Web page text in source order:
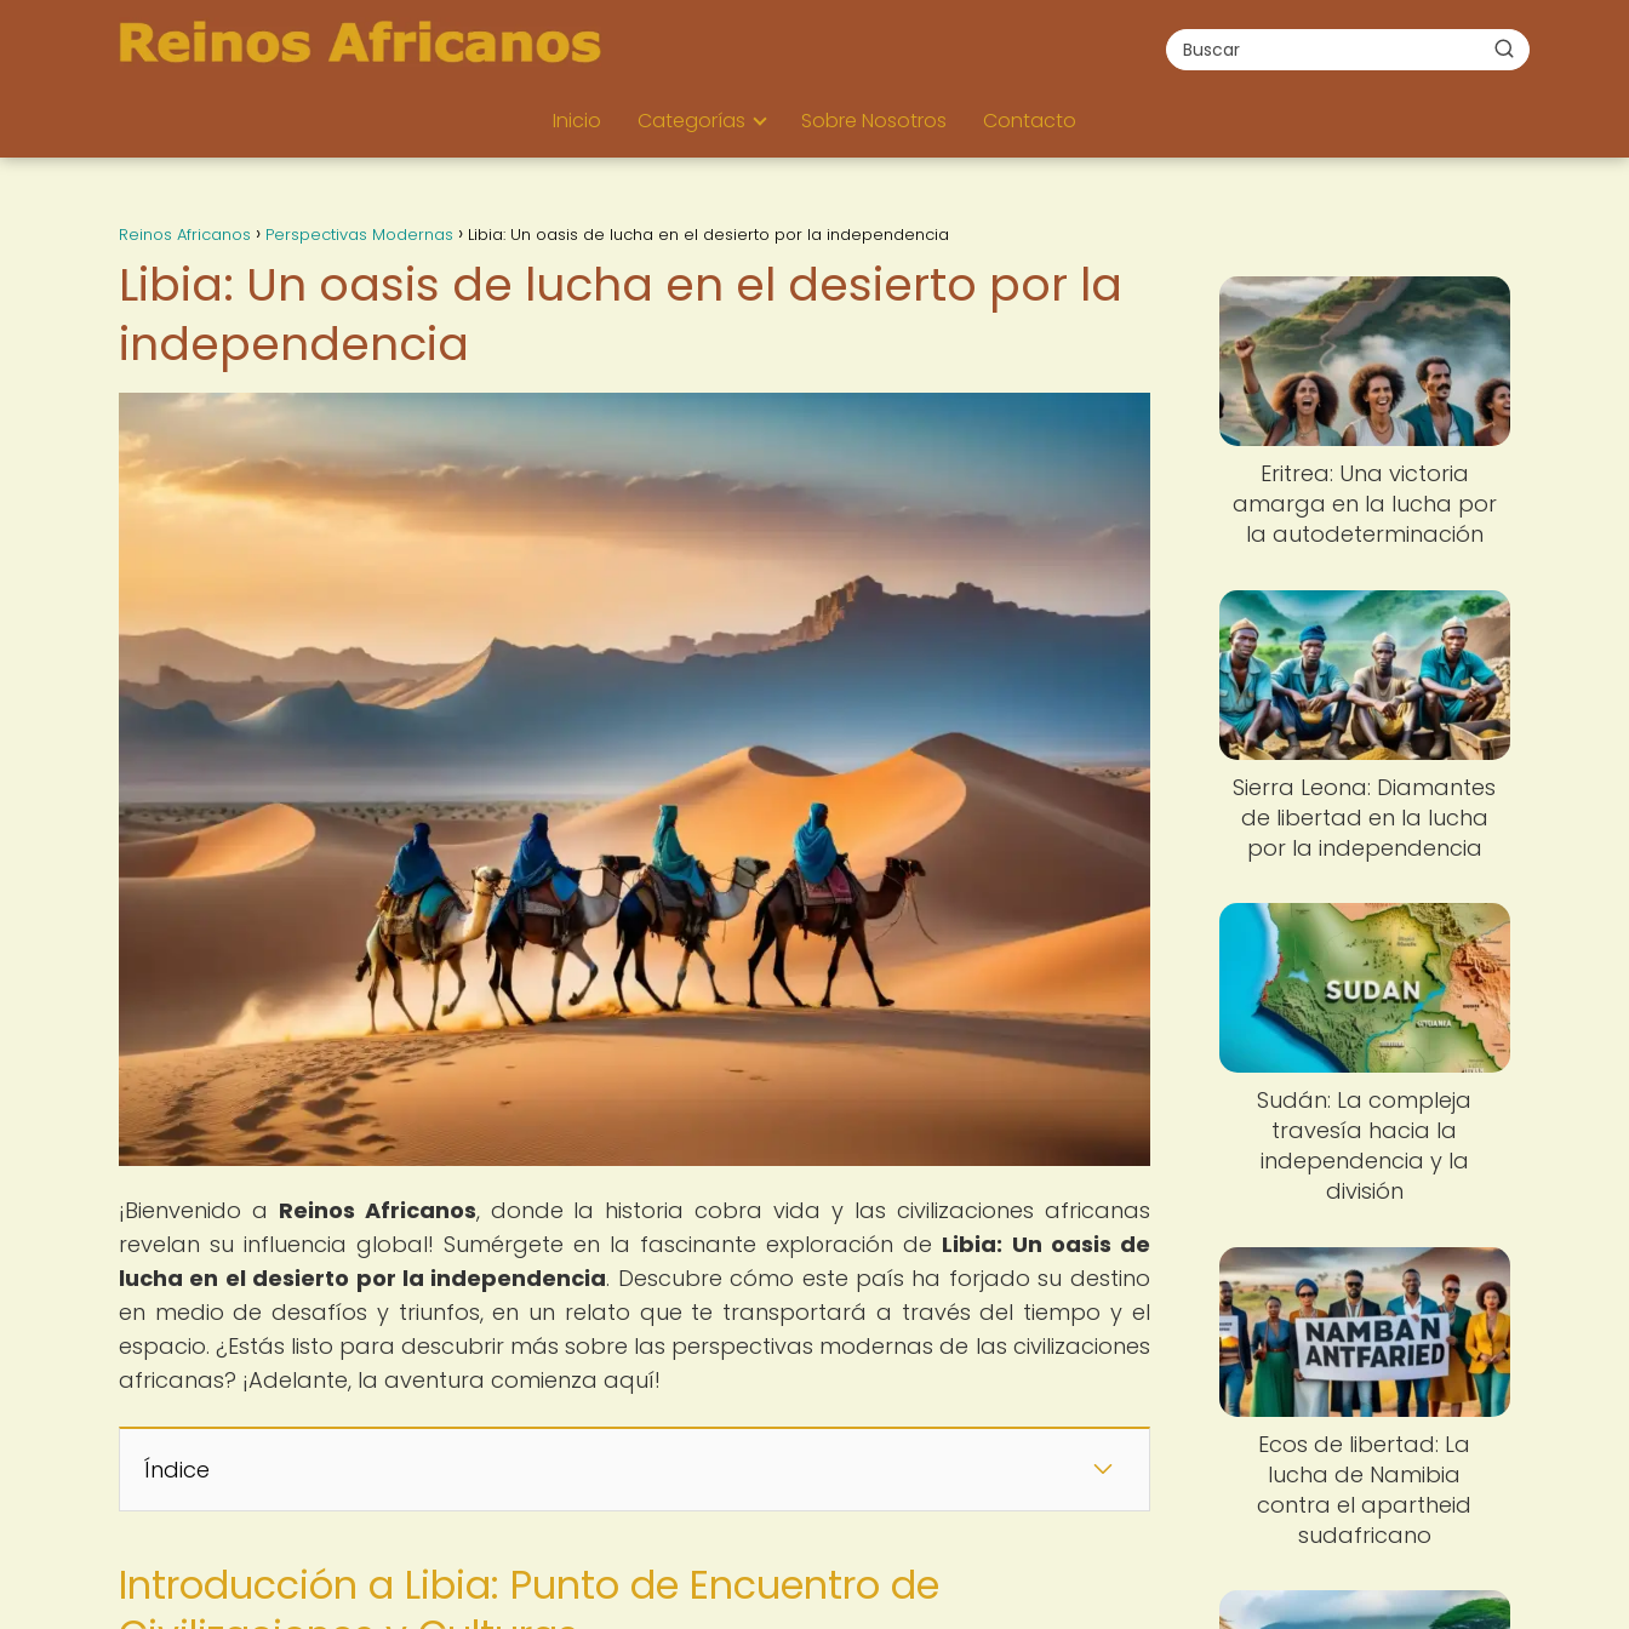
Inicio Categorías Sobre Nosotros Contacto
Reinos Africanos Perspectivas Modernas Libia: Un oasis de lucha en el desierto por la independencia
Libia: Un oasis de lucha en el desierto por la
independencia
¡Bienvenido a Reinos Africanos, donde la historia cobra vida y las civilizaciones africanas
revelan su influencia global! Sumérgete en la fascinante exploración de Libia: Un oasis de
lucha en el desierto por la independencia. Descubre cómo este país ha forjado su destino
en medio de desafíos y triunfos, en un relato que te transportará a través del tiempo y el
espacio. ¿Estás listo para descubrir más sobre las perspectivas modernas de las civilizaciones
africanas? ¡Adelante, la aventura comienza aquí!
Índice
Introducción a Libia: Punto de Encuentro de
Eritrea: Una victoria
amarga en la lucha por
la autodeterminación
Sierra Leona: Diamantes
de libertad en la lucha
por la independencia
Sudán: La compleja
travesía hacia la
independencia y la
división
Ecos de libertad: La
lucha de Namibia
contra el apartheid
sudafricano